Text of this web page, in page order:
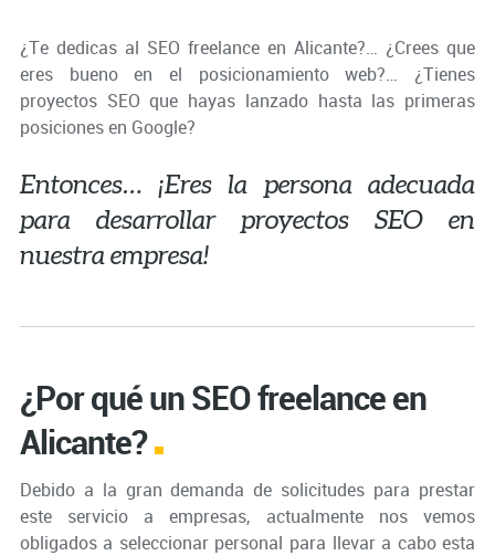
¿Te dedicas al SEO freelanceen Alicante?… ¿Crees que
eres bueno en el posicionamiento web?… ¿Tienes
proyectos SEO que hayas lanzado hasta las primeras
posiciones en Google?
Entonces… ¡Eres la persona adecuada
para desarrollar proyectos SEO en
nuestra empresa!
¿Por qué un SEO freelance en
Alicante?
Debido a la gran demanda de solicitudes para prestar
este servicio a empresas, actualmente nos vemos
obligados a seleccionar personal para llevar a cabo esta